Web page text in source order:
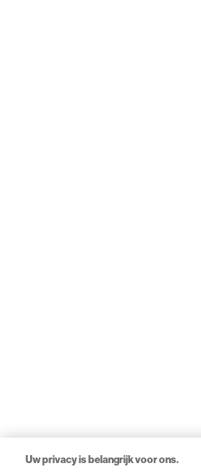
Deze site is bedoeld voor
Uw privacy is belangrijk voor ons.